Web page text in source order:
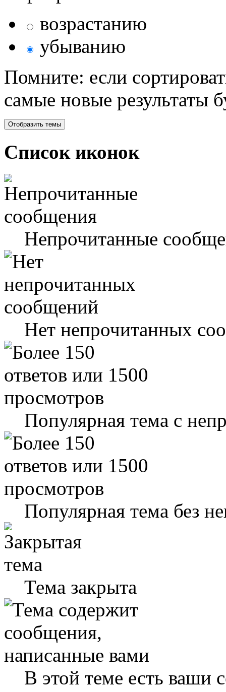
возрастанию
убыванию
Помните: если
самые новые результаты
Список иконок
Непрочитанные
Нет непрочитанных
Популярная тема с
Популярная тема без
Тема закрыта
В этой теме есть ваши